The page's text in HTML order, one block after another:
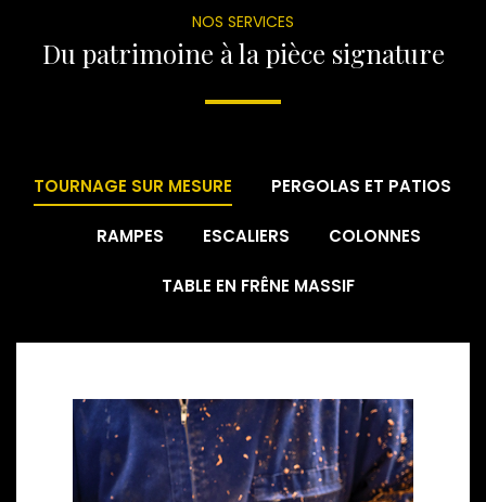
NOS SERVICES
Du patrimoine à la pièce signature
TOURNAGE SUR MESURE PERGOLAS ET PATIOS
RAMPES ESCALIERS COLONNES
TABLE EN FRÊNE MASSIF